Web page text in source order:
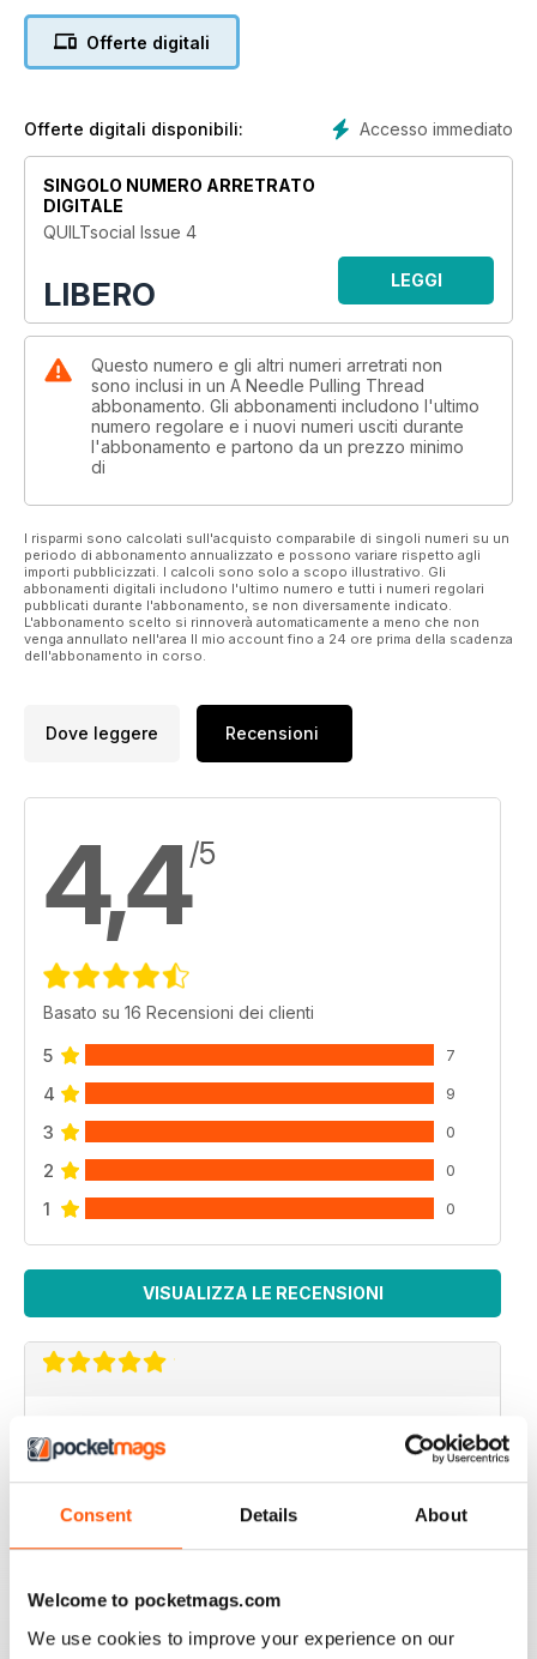
Consent Details About
Welcome to pocketmags.com
We use cookies to improve your experience on our
2 quilting techniques to improve speed & accuracy, The
embroidered word and quilting, and much much more!
Offerte digitali
Accesso immediato
Offerte digitali disponibili:
SINGOLO NUMERO ARRETRATO
DIGITALE
QUILTsocial Issue 4
LIBERO LEGGI
Questo numero e gli altri numeri arretrati non
sono inclusi in un A Needle Pulling Thread
abbonamento. Gli abbonamenti includono l'ultimo
numero regolare e i nuovi numeri usciti durante
l'abbonamento e partono da un prezzo minimo
di
I risparmi sono calcolati sull'acquisto comparabile di singoli numeri su un
periodo di abbonamento annualizzato e possono variare rispetto agli
importi pubblicizzati. I calcoli sono solo a scopo illustrativo. Gli
abbonamenti digitali includono l'ultimo numero e tutti i numeri regolari
pubblicati durante l'abbonamento, se non diversamente indicato.
L'abbonamento scelto si rinnoverà automaticamente a meno che non
venga annullato nell'area Il mio account fino a 24 ore prima della scadenza
dell'abbonamento in corso.
Dove leggere Recensioni
4,4/5
Basato su 16 Recensioni dei clienti
5 7
4 9
3 0
2 0
1 0
VISUALIZZA LE RECENSIONI
Excellent quality